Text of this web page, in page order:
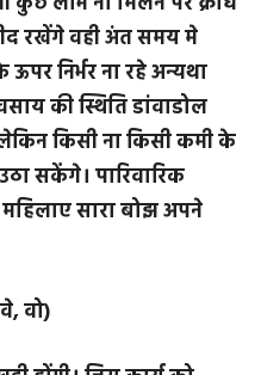
कराएगा अथवा पूर्व में हुई
के आरंभ से मध्यान तक
कुछ लाभ ना मिलने पर क्रोध
रखेंगे वही अंत समय मे
निर्भर ना रहे अन्यथा
की स्थिति डांवाडोल
किसी ना किसी कमी के
सकेंगे। पारिवारिक
सारा बोझ अपने